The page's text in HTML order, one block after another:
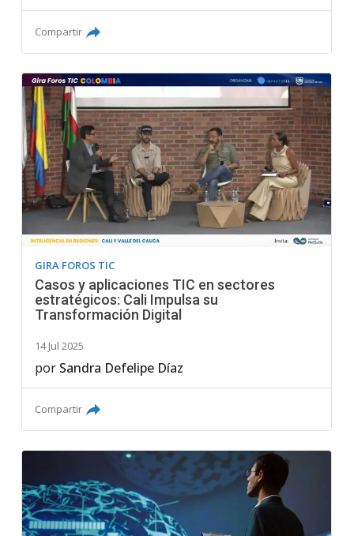
Compartir
GIRA FOROS TIC
Casos y aplicaciones TIC en sectores
estratégicos: Cali Impulsa su
Transformación Digital
14 Jul 2025
por Sandra Defelipe Díaz
Compartir